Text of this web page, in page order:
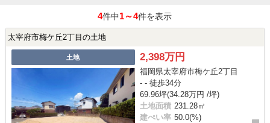
4件中1～4件を表示
太宰府市梅ケ丘2丁目の土地
土地 2,398万円
福岡県太宰府市梅ケ丘2丁目
- - 徒歩34分
69.96坪(34.28万円 /坪)
土地面積 231.28㎡
建ぺい率 50.0(%)